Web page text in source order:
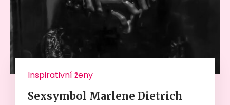
Inspirativní ženy
Sexsymbol Marlene Dietrich